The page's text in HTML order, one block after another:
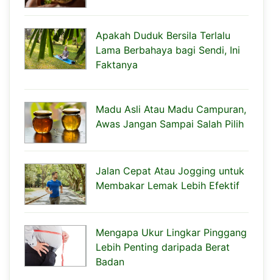
Apakah Duduk Bersila Terlalu
Lama Berbahaya bagi Sendi, Ini
Faktanya
Madu Asli Atau Madu Campuran,
Awas Jangan Sampai Salah Pilih
Jalan Cepat Atau Jogging untuk
Membakar Lemak Lebih Efektif
Mengapa Ukur Lingkar Pinggang
Lebih Penting daripada Berat
Badan